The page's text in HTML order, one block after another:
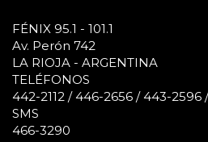
FÉNIX 95.1 - 101.1
Av. Perón 742
LA RIOJA - ARGENTINA
TELÉFONOS
442-2112 / 446-2656 / 443-2596
SMS
466-3290